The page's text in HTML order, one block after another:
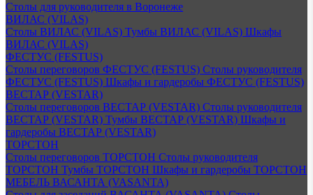
Столы для руководителя в Воронеже
ВИЛАС (VILAS)
Столы ВИЛАС (VILAS) Тумбы ВИЛАС (VILAS) Шкафы
ВИЛАС (VILAS)
ФЕСТУС (FESTUS)
Столы переговоров ФЕСТУС (FESTUS) Столы руководителя
ФЕСТУС (FESTUS) Шкафы и гардеробы ФЕСТУС (FESTUS)
ВЕСТАР (VESTAR)
Столы переговоров ВЕСТАР (VESTAR) Столы руководителя
ВЕСТАР (VESTAR) Тумбы ВЕСТАР (VESTAR) Шкафы и
гардеробы ВЕСТАР (VESTAR)
ТОРСТОН
Столы переговоров ТОРСТОН Столы руководителя
ТОРСТОН Тумбы ТОРСТОН Шкафы и гардеробы ТОРСТОН
МЕБЕЛЬ ВАСАНТА (VASANTA)